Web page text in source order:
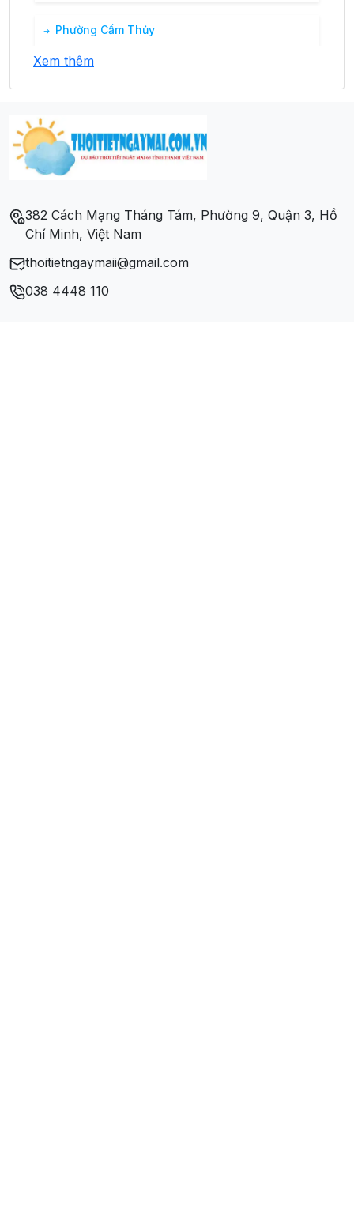
Phường Cẩm Thủy
Phường Mông Dương
Xã Cẩm Hải
Xã Cộng Hòa
Xem thêm
382 Cách Mạng Tháng Tám, Phường 9, Quận 3, Hồ
Chí Minh, Việt Nam
thoitietngaymaii@gmail.com
038 4448 110